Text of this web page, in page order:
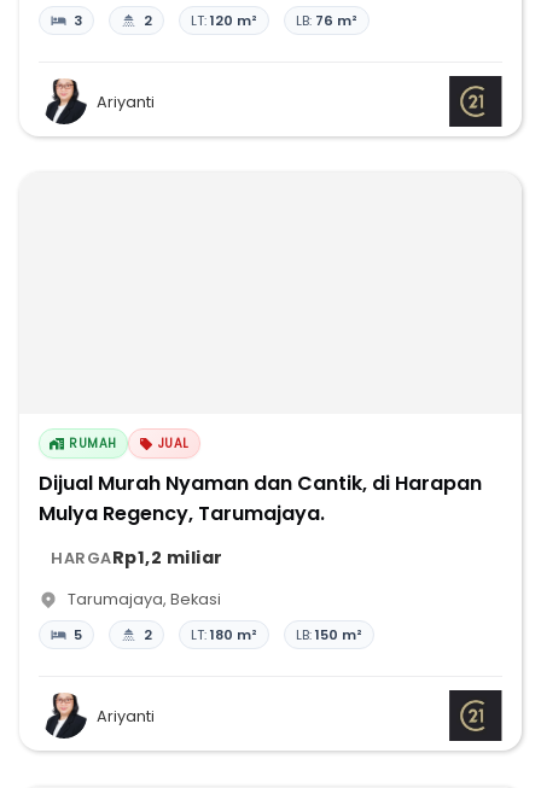
3 2 LT:120 m² LB: 76 m²
Ariyanti
RUMAH JUAL
Dijual Murah Nyaman dan Cantik, di Harapan
Mulya Regency, Tarumajaya.
HARGARp1,2 miliar
Tarumajaya, Bekasi
5 2 LT:180 m² LB:150 m²
Ariyanti